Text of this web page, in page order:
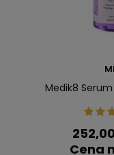
Medik8
Cena